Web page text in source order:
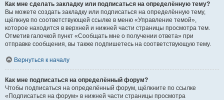
Как мне сделать закладку или подписаться на определённую тему?
Вы можете создать закладку или подписаться на определённую тему,
щёлкнув по соответствующей ссылке в меню «Управление темой»,
которое находится в верхней и нижней части страницы просмотра тем.
Отметив галочкой пункт «Сообщать мне о получении ответа» при
отправке сообщения, вы также подпишетесь на соответствующую тему.
Вернуться к началу
Как мне подписаться на определённый форум?
Чтобы подписаться на определённый форум, щёлкните по ссылке
«Подписаться на форум» в нижней части страницы просмотра